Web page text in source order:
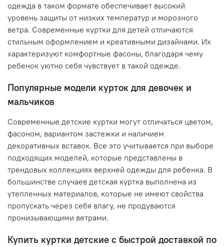
одежда в таком формате обеспечивает высокий
уровень защиты от низких температур и морозного
ветра. Современные куртки для детей отличаются
стильным оформлением и креативными дизайнами. Их
характеризуют комфортные фасоны, благодаря чему
ребенок уютно себя чувствует в такой одежде.
Популярные модели курток для девочек и
мальчиков
Современные детские куртки могут отличаться цветом,
фасоном, вариантом застежки и наличием
декоративных вставок. Все это учитывается при выборе
подходящих моделей, которые представлены в
трендовых коллекциях верхней одежды для ребенка. В
большинстве случаев детская куртка выполнена из
утепленных материалов, которые не имеют свойства
пропускать через себя влагу, не продуваются
пронизывающими ветрами.
Купить куртки детские с быстрой доставкой по